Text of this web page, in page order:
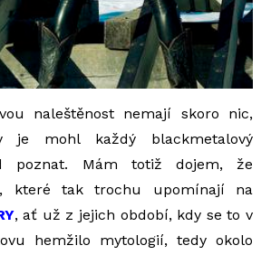
naleštěnost nemají skoro nic,
je mohl každý blackmetalový
poznat. Mám totiž dojem, že
které tak trochu upomínají na
, ať už z jejich období, kdy se to v
hemžilo mytologií, tedy okolo